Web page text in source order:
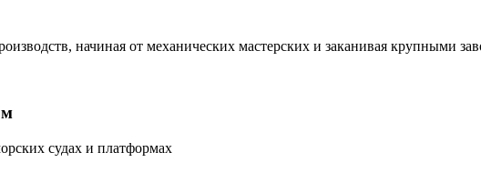
начиная от механических мастерских и заканивая крупными
судах и платформах